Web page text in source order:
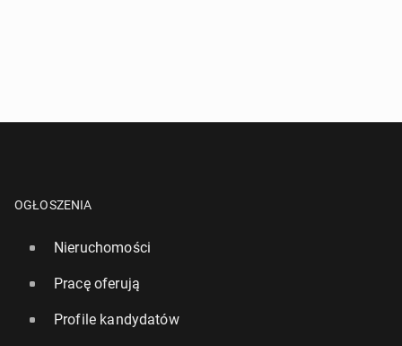
OGŁOSZENIA
Nieruchomości
Pracę oferują
Profile kandydatów